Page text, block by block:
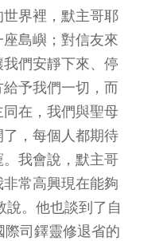
世界裡，默主哥耶
島嶼；對信友來
們安靜下來、停
予我們一切，而
在，我們與聖母
了，每個人都期待
我會說，默主哥
常高興現在能夠
說。他也談到了自
際司鐸靈修退省的